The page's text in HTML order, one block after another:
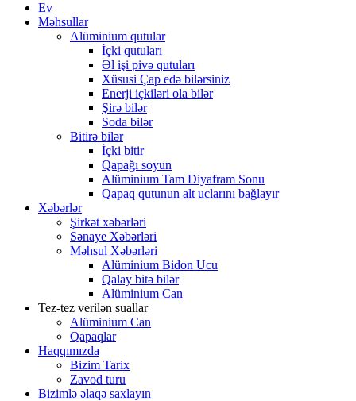
Ev
Məhsullar
Alüminium qutular
İçki qutuları
Əl işi pivə qutuları
Xüsusi Çap edə bilərsiniz
Enerji içkiləri ola bilər
Şirə bilər
Soda bilər
Bitirə bilər
İçki bitir
Qapağı soyun
Alüminium Tam Diyafram Sonu
Qapaq qutunun alt uclarını bağlayır
Xəbərlər
Şirkət xəbərləri
Sənaye Xəbərləri
Məhsul Xəbərləri
Alüminium Bidon Ucu
Qalay bitə bilər
Alüminium Can
Tez-tez verilən suallar
Alüminium Can
Qapaqlar
Haqqımızda
Bizim Tarix
Zavod turu
Bizimlə əlaqə saxlayın